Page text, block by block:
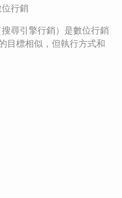
行銷
尋引擎行銷）是數位行銷
目標相似，但執行方式和